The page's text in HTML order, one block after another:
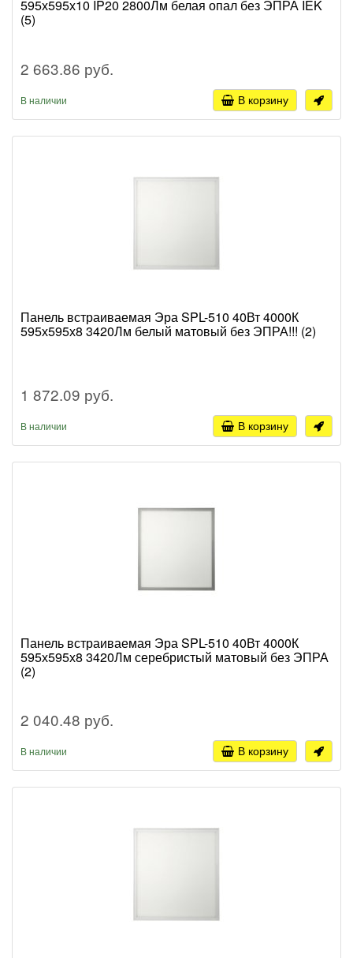
595х595х10 IP20 2800Лм белая опал без ЭПРА IEK
(5)
2 663.86 руб.
В наличии В корзину
Панель встраиваемая Эра SPL-510 40Вт 4000К
595х595х8 3420Лм белый матовый без ЭПРА!!! (2)
1 872.09 руб.
В наличии В корзину
Панель встраиваемая Эра SPL-510 40Вт 4000К
595х595х8 3420Лм серебристый матовый без ЭПРА
(2)
2 040.48 руб.
В наличии В корзину